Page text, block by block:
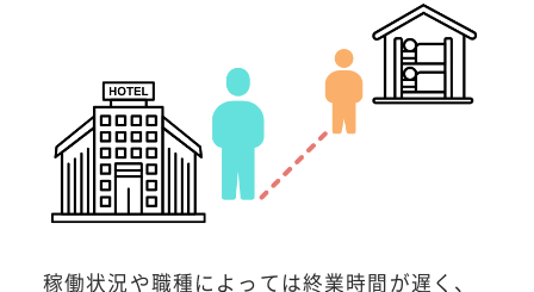
稼働状況や職種によっては終業時間が遅く、